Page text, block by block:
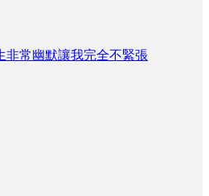
非常幽默讓我完全不緊張